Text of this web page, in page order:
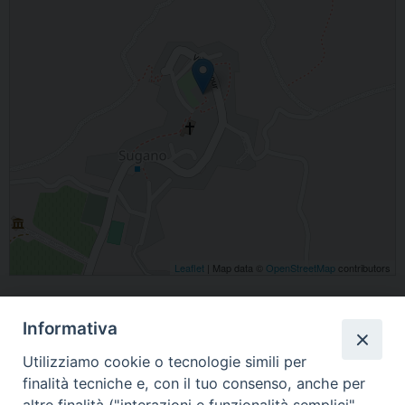
Leaflet | Map data © OpenStreetMap contributors
Informativa
Utilizziamo cookie o tecnologie simili per
finalità tecniche e, con il tuo consenso, anche per